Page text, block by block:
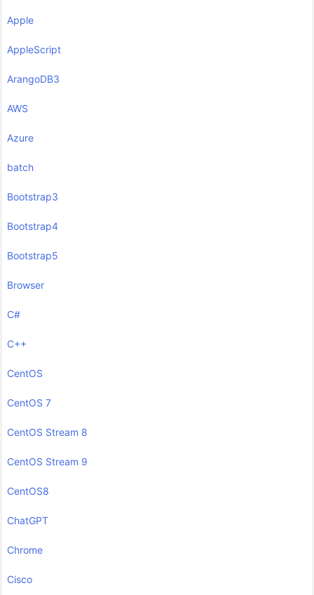
Apple
AppleScript
ArangoDB3
AWS
Azure
batch
Bootstrap3
Bootstrap4
Bootstrap5
Browser
C#
C++
CentOS
CentOS 7
CentOS Stream 8
CentOS Stream 9
CentOS8
ChatGPT
Chrome
Cisco